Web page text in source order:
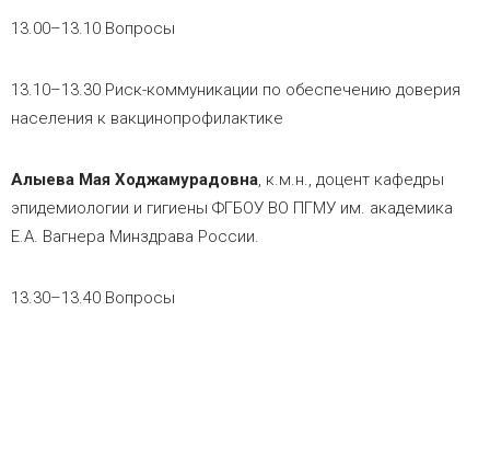
13.00–13.10 Вопросы
13.10–13.30 Риск-коммуникации по обеспечению доверия
населения к вакцинопрофилактике
Алыева Мая Ходжамурадовна, к.м.н., доцент кафедры
эпидемиологии и гигиены ФГБОУ ВО ПГМУ им. академика
Е.А. Вагнера Минздрава России.
13.30–13.40 Вопросы